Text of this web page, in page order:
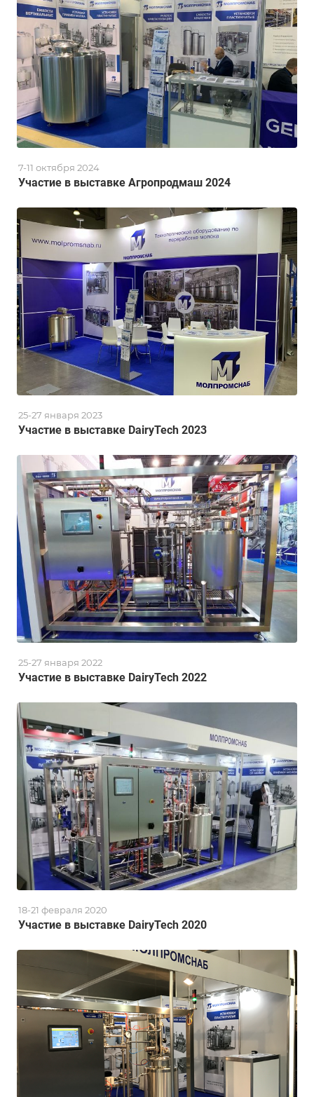
Участие в выставке Агропродмаш 2024
7-11 октября 2024
Участие в выставке DairyTech 2023
25-27 января 2023
Участие в выставке DairyTech 2022
25-27 января 2022
Участие в выставке DairyTech 2020
18-21 февраля 2020